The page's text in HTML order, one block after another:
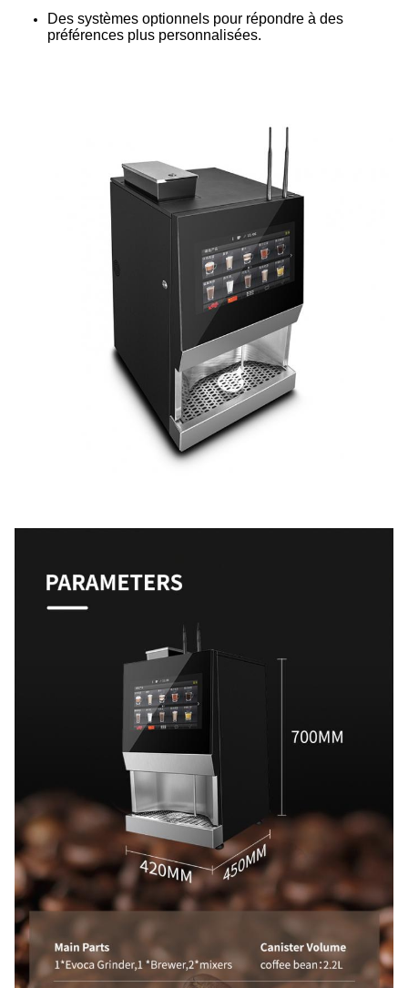
Des systèmes optionnels pour répondre à des
préférences plus personnalisées.